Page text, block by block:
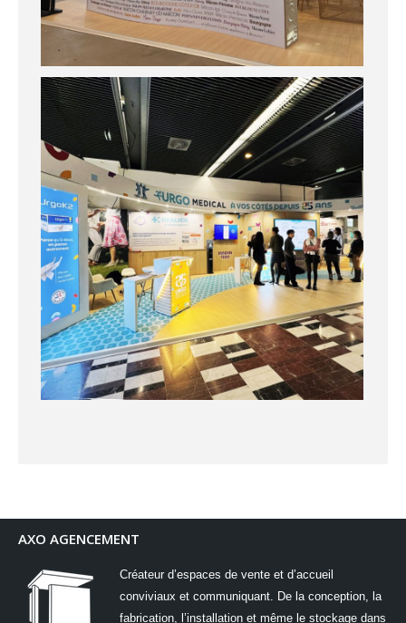
AXO AGENCEMENT
Créateur d’espaces de vente et d’accueil
conviviaux et communiquant. De la conception, la
fabrication, l’installation et même le stockage dans